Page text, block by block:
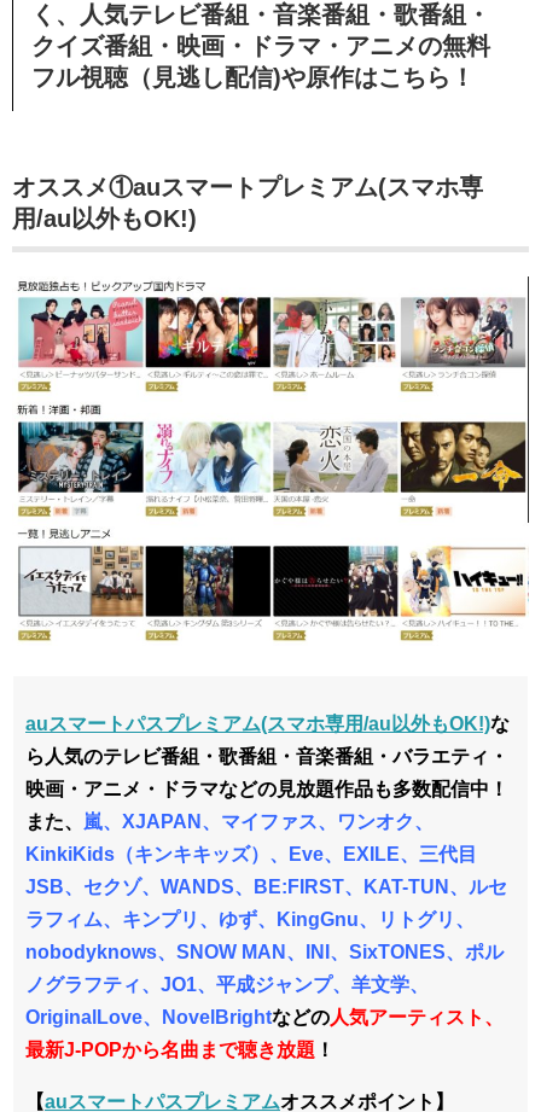
く、
人気テレビ番組・音楽番組・歌番組・
クイズ番組・映画・ドラマ・アニメの無料
フル視聴（見逃し配信)や原作はこちら！
オススメ①auスマートプレミアム(スマホ専
用/au以外もOK!)
auスマートパスプレミアム(スマホ専用/au以外もOK!)な
ら人気のテレビ番組・歌番組・音楽番組・バラエティ・
映画・アニメ・ドラマなどの見放題作品も多数配信中！
また、
嵐、XJAPAN、マイファス、ワンオク、
KinkiKids（キンキキッズ）、Eve、EXILE、三代目
JSB、 セクゾ、WANDS、BE:FIRST、KAT-TUN、ルセ
ラフィム、キンプリ、ゆず、KingGnu、リトグリ、
nobodyknows、SNOW MAN、INI、SixTONES、ポル
ノグラフティ、JO1、平成ジャンプ、羊文学、
OriginalLove、NovelBrightなどの人気アーティスト、
最新J-POPから名曲まで聴き放題 ！
【auスマートパスプレミアムオススメポイント】